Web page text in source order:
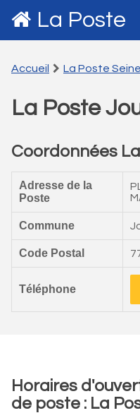
La Poste
Accueil La Poste
La Poste
Coordonnées
Adresse de la
Poste
Commune
Code Postal
Téléphone
Horaires
de poste : La